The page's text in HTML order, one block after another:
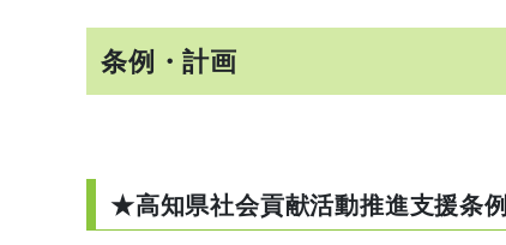
条例・計画
★高知県社会貢献活動推進支援条例